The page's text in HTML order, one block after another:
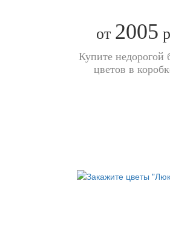
от 2005
Купите недорогой
цветов в